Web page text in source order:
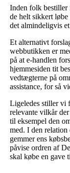
Inden folk
de helt sikkert løbe
det almindeligvis
Et alternativt
webbutikken er
på at e-handlen
hjemmesiden tit
vedtægterne på
assistance, for så
Ligeledes stiller vi
relevante vilkår
til eksempel den
med. I den relation
gemmer ens
påvise ordren af
skal købe en gave